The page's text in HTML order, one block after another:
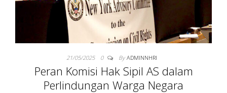
21/05/2025 0 By ADMINNHRI
Peran Komisi Hak Sipil AS dalam
Perlindungan Warga Negara